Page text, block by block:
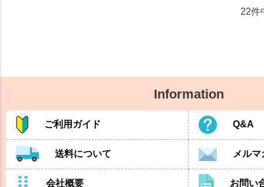
22件
Information
ご利用ガイド Q&A
送料について メル
会社概要 お問い